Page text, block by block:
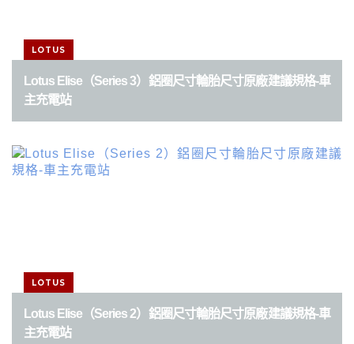
LOTUS
Lotus Elise（Series 3）鋁圈尺寸輪胎尺寸原廠建議規格-車
主充電站
LOTUS
Lotus Elise（Series 2）鋁圈尺寸輪胎尺寸原廠建議規格-車
主充電站